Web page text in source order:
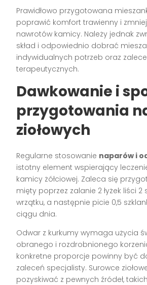
Prawidłowo przygotowana
poprawić komfort trawienny i
nawrotów kamicy. Należy jednak
skład i odpowiednio dobrać
indywidualnych potrzeb oraz
terapeutycznych.
Dawkowanie i
przygotowania
ziołowych
Regularne stosowanie naparów i
istotny element wspierający
kamicy żółciowej. Zaleca się
mięty poprzez zalanie 2 łyżek liści 2
wrzątku, a następnie picie 0,5
ciągu dnia.
Odwar z kurkumy wymaga użycia
obranego i rozdrobnionego
konkretne proporcje powinny być
zaleceń specjalisty. Surowce
pozyskiwać z pewnych źródeł,